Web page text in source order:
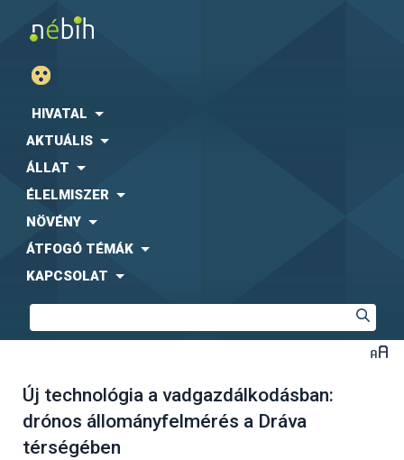
HIVATAL
AKTUÁLIS
ÁLLAT
ÉLELMISZER
NÖVÉNY
ÁTFOGÓ TÉMÁK
KAPCSOLAT
Új technológia a vadgazdálkodásban:
drónos állományfelmérés a Dráva
térségében